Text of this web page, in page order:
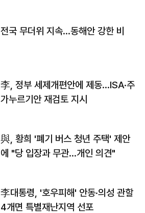
전국 무더위 지속…동해안 강한 비
李, 정부 세제개편안에 제동…ISA·주
가누르기안 재검토 지시
與, 황희 '폐기 버스 청년 주택' 제안
에 "당 입장과 무관…개인 의견"
李대통령, '호우피해' 안동·의성 관할
4개면 특별재난지역 선포